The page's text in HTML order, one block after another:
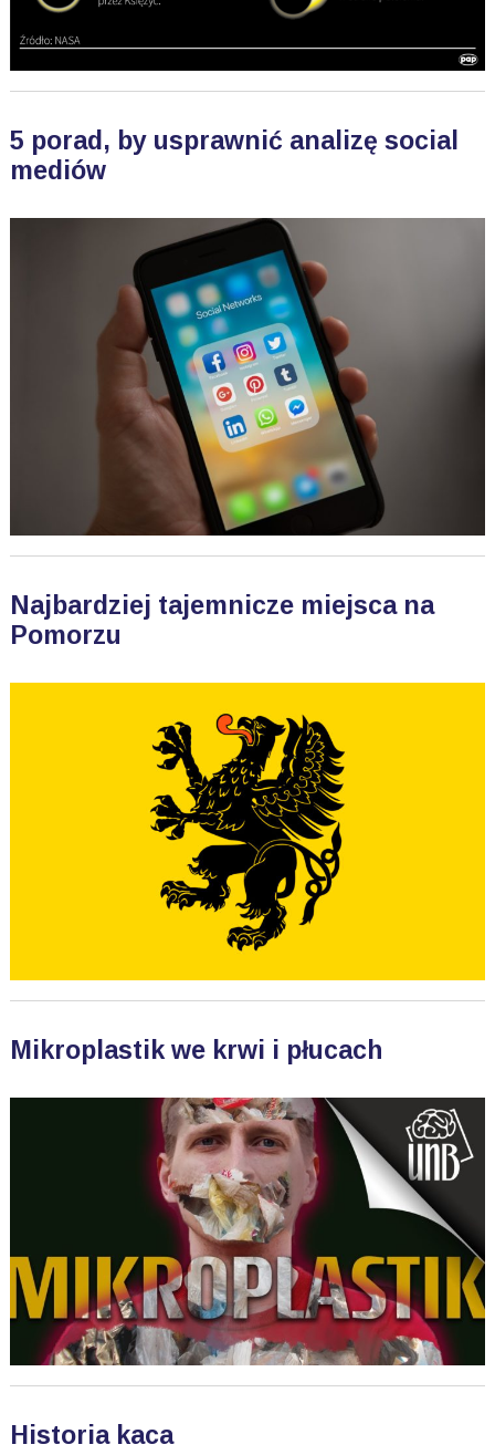
5 porad, by usprawnić analizę social
mediów
Najbardziej tajemnicze miejsca na
Pomorzu
Mikroplastik we krwi i płucach
Historia kaca